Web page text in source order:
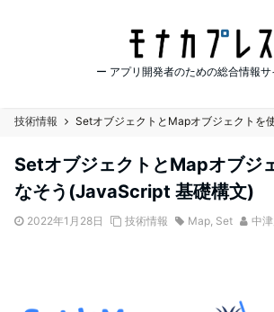
ー アプリ開発者のための総合情報サ
技術情報
SetオブジェクトとMapオブジ
なそう(JavaScript 基礎構文)
2022年1月28日 技術情報 Map, Set 中